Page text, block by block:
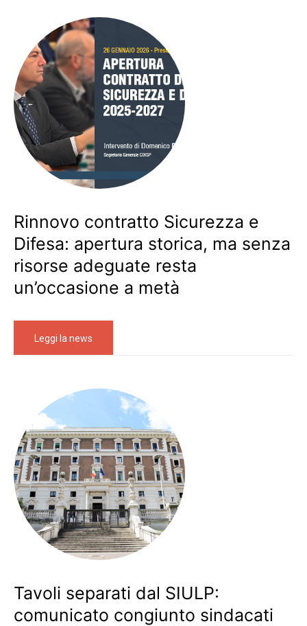
Rinnovo contratto Sicurezza e
Difesa: apertura storica, ma senza
risorse adeguate resta
un’occasione a metà
Leggi la news
Tavoli separati dal SIULP:
comunicato congiunto sindacati